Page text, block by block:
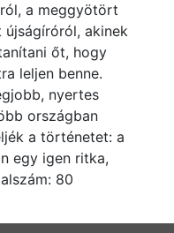
a meggyötört
újságíróról, akinek
őt, hogy
leljen benne.
nyertes
országban
a történetet: a
egy igen ritka,
80